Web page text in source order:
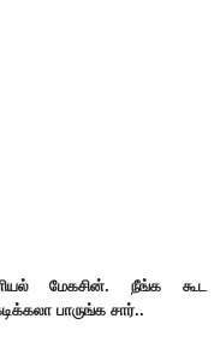
மேகசின். நீங்க கூட
பாருங்க சார்..